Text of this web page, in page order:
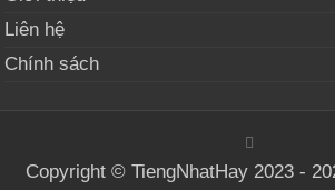
Liên hệ
Chính sách
Copyright © TiengNhatHay 2023 -